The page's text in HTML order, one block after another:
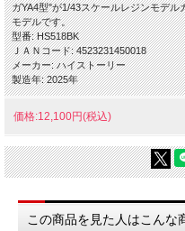
ガYA4型"が1/43スケールレジンモデ
モデルです。
型番: HS518BK
ＪＡＮコード: 4523231450018
メーカー: ハイストーリー
製造年: 2025年
価格:12,100円(税込)
この商品を見た人はこんな